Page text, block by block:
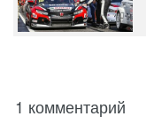
1 комментарий